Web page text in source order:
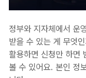
정부와 지자체에서 운
받을 수 있는 게 무엇
활용하면 신청만 하면
볼 수 있어요. 본인 정